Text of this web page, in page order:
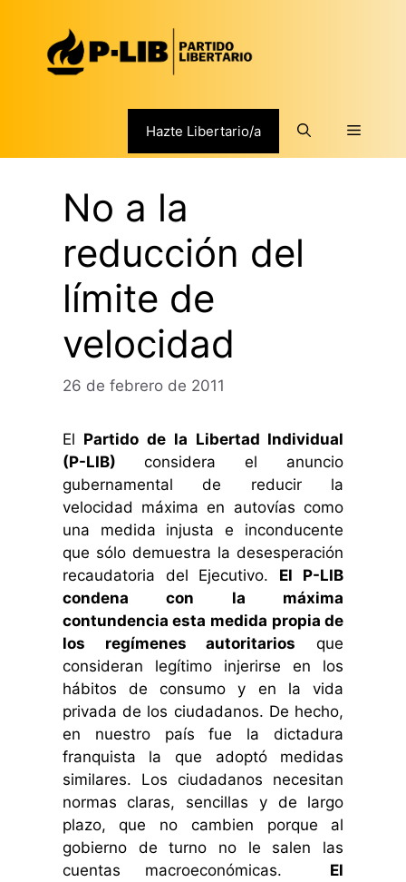
contenido
Hazte Libertario/a Menú
No a la
reducción del
límite de
velocidad
26 de febrero de 2011
El Partido de la Libertad Individual
(P-LIB) considera el anuncio
gubernamental de reducir la
velocidad máxima en autovías como
una medida injusta e inconducente
que sólo demuestra la desesperación
recaudatoria del Ejecutivo. El P-LIB
condena con la máxima
contundencia esta medida propia de
los regímenes autoritarios que
consideran legítimo injerirse en los
hábitos de consumo y en la vida
privada de los ciudadanos. De hecho,
en nuestro país fue la dictadura
franquista la que adoptó medidas
similares. Los ciudadanos necesitan
normas claras, sencillas y de largo
plazo, que no cambien porque al
gobierno de turno no le salen las
cuentas macroeconómicas. El